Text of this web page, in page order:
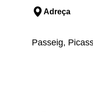
Adreça
Passeig,